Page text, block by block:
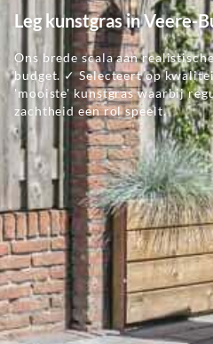
Leg kunstgras in Veere-
Ons brede scala aan
budget. ✓ Selecteert op
'mooiste' kunstgras waarbij
zachtheid een rol speelt.